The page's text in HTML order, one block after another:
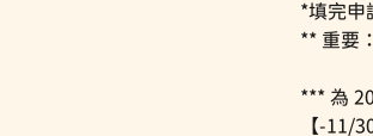
*填完申
** 重要
*** 為
【-11/